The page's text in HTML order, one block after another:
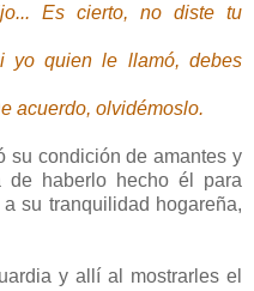
Es cierto, no diste tu
yo quien le llamó, debes
acuerdo, olvidémoslo.
su condición de amantes y
haberlo hecho él para
su tranquilidad hogareña,
y allí al mostrarles el